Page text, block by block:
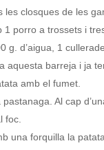
les closques de les
porro a trossets i tres
g. d’aigua, 1
aquesta barreja i ja
amb el fumet.
pastanaga. Al cap
foc.
una forquilla la